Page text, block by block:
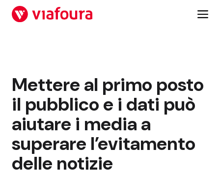
Mettere al primo posto
il pubblico e i dati può
aiutare i media a
superare l’evitamento
delle notizie